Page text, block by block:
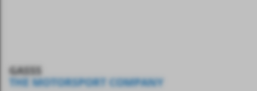
GASSS
THE MOTORSPORT COMPANY